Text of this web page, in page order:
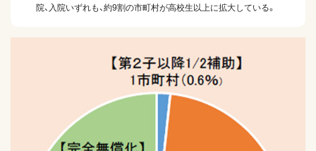
院、入院いずれも、約9割の市町村が高校生以上に拡大している。